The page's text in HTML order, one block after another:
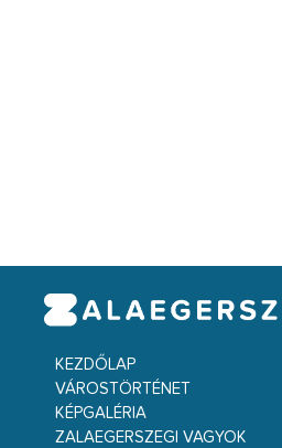
KEZDŐLAP
VÁROSTÖRTÉNET
KÉPGALÉRIA
ZALAEGERSZEGI VAGYOK